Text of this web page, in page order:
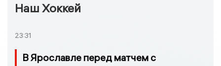
Наш Хоккей
23:31
В Ярославле перед матчем с